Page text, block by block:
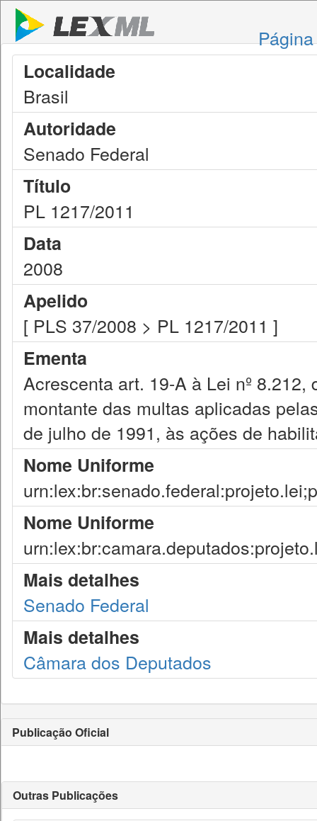
Localidade
Brasil
Autoridade
Senado Federal
Título
PL 1217/2011
Data
2008
Apelido
[ PLS 37/2008 > PL 1217/2011 ]
Ementa
Acrescenta art. 19-A à Lei nº
montante das multas aplicadas
de julho de 1991, às ações de
Nome Uniforme
Nome Uniforme
Mais detalhes
Senado Federal
Mais detalhes
Câmara dos Deputados
Publicação Oficial
Outras Publicações